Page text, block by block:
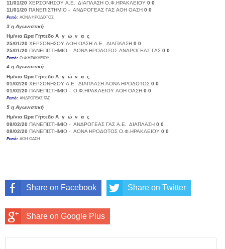
11/01/20 ΧΕΡΣΟΝΗΣΟΥ Α.Ε. ΔΙΑΠΛΑΣΗ Ο.Φ.ΗΡΑΚΛΕΙΟΥ 0 0
11/01/20 ΠΑΝΕΠΙΣΤΗΜΙΟ - ΑΝΔΡΟΓΕΑΣ ΓΑΣ ΑΟΗ ΟΑΣΗ 0 0
Ρεπό: ΑΟΝΑ ΗΡΟΔΟΤΟΣ
3 η Αγωνιστική
Ημ/νια Ωρα Γήπεδο Α γ ώ ν α ς
25/01/20 ΧΕΡΣΟΝΗΣΟΥ ΑΟΗ ΟΑΣΗ Α.Ε. ΔΙΑΠΛΑΣΗ 0 0
25/01/20 ΠΑΝΕΠΙΣΤΗΜΙΟ - ΑΟΝΑ ΗΡΟΔΟΤΟΣ ΑΝΔΡΟΓΕΑΣ ΓΑΣ 0 0
Ρεπό: Ο.Φ.ΗΡΑΚΛΕΙΟΥ
4 η Αγωνιστική
Ημ/νια Ωρα Γήπεδο Α γ ώ ν α ς
01/02/20 ΧΕΡΣΟΝΗΣΟΥ Α.Ε. ΔΙΑΠΛΑΣΗ ΑΟΝΑ ΗΡΟΔΟΤΟΣ 0 0
01/02/20 ΠΑΝΕΠΙΣΤΗΜΙΟ - Ο.Φ.ΗΡΑΚΛΕΙΟΥ ΑΟΗ ΟΑΣΗ 0 0
Ρεπό: ΑΝΔΡΟΓΕΑΣ ΓΑΣ
5 η Αγωνιστική
Ημ/νια Ωρα Γήπεδο Α γ ώ ν α ς
08/02/20 ΠΑΝΕΠΙΣΤΗΜΙΟ - ΑΝΔΡΟΓΕΑΣ ΓΑΣ Α.Ε. ΔΙΑΠΛΑΣΗ 0 0
08/02/20 ΠΑΝΕΠΙΣΤΗΜΙΟ - ΑΟΝΑ ΗΡΟΔΟΤΟΣ Ο.Φ.ΗΡΑΚΛΕΙΟΥ 0 0
Ρεπό: ΑΟΗ ΟΑΣΗ
Share on Facebook Share on Twitter
Share on Google Plus